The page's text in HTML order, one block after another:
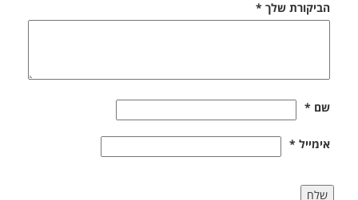
הביקורת שלך *
שם *
אימייל *